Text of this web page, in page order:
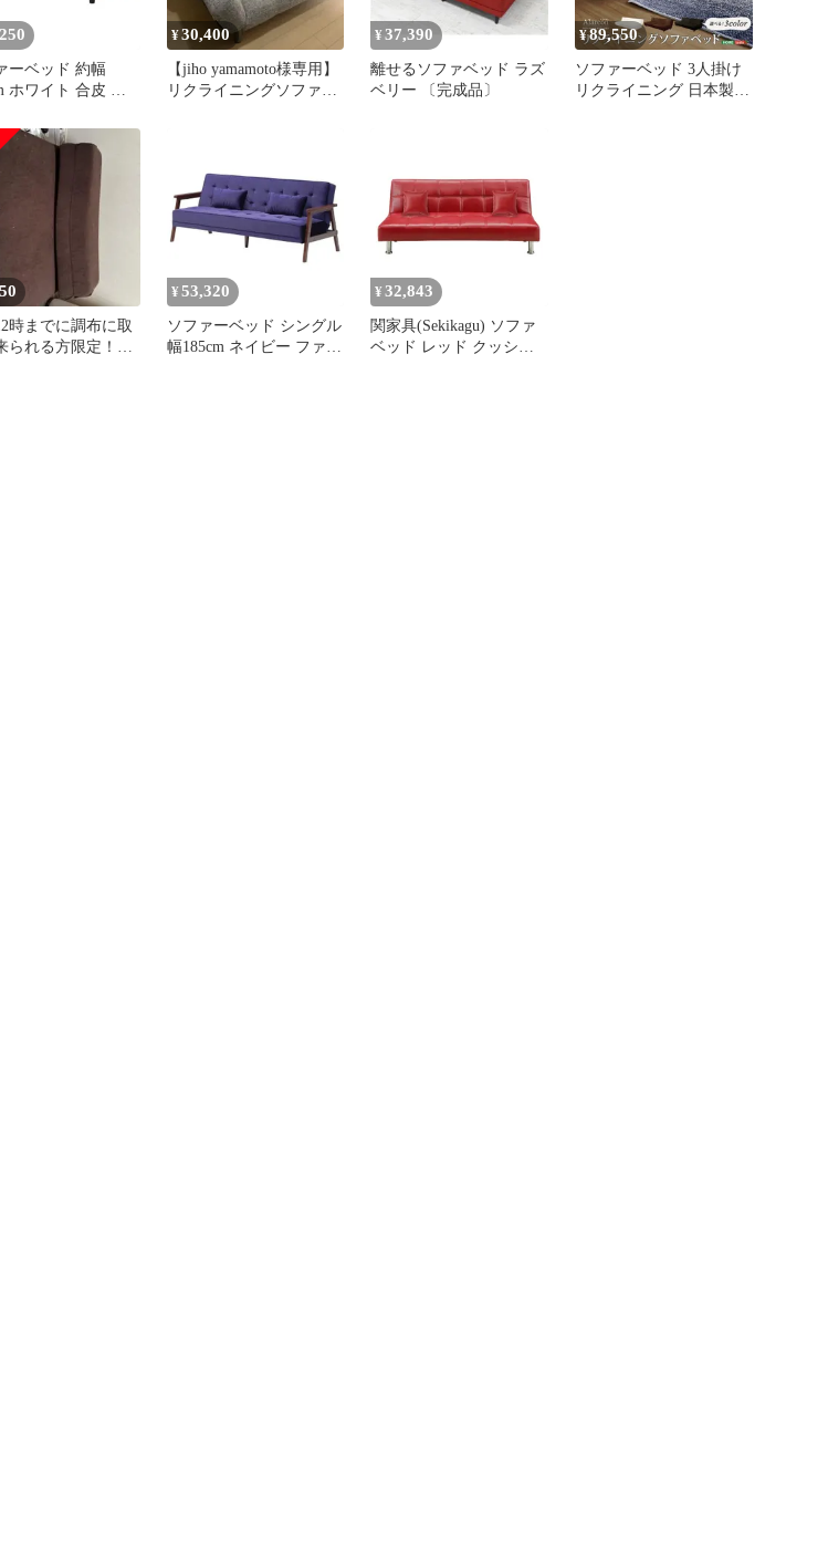
ーベッド 約幅
ホワイト 合皮 合
組立品 リビング
ルーム インテリア
¥30,400
【jiho yamamoto様専用】
リクライニングソファベ
¥37,390
離せるソファベッド ラズ
ベリー 〔完成品〕
¥89,550
ソファーベッド 3人掛け
リクライニング 日本製
時までに調布に取
られる方限定！ソ
¥ 53,320
ソファーベッド シングル
幅185cm ネイビー ファブ
¥ 32,843
関家具(Sekikagu) ソファ
ベッド レッド クッショ